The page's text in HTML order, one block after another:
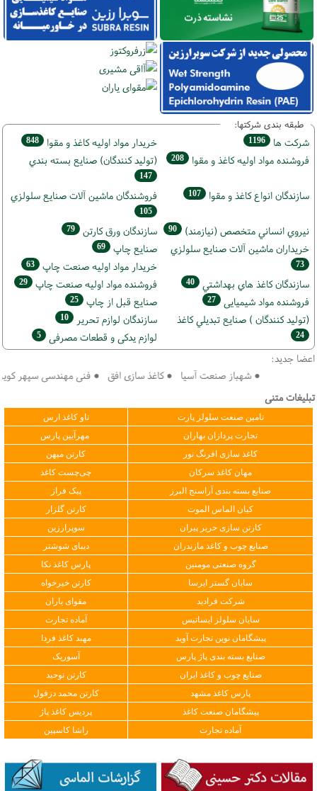
طبقه بندی شرکتها:
شركت ها 1196 خريدار مواد اوليه كاغذ و مقوا 848
فروشنده مواد اوليه كاغذ و مقوا 208 (تولید كنندگان) صنايع بسته بندي
147
سازندگان انواع کاغذ و مقوا 107 فروشندگان ماشين آلات صنايع سلولزي
105
نيروي انساني متخصص (نیازمند) 90 سازندگان ورق كارتن 79
خریداران ماشين آلات صنايع سلولزي
73
صنايع چاپ 69
خريدار مواد اوليه صنعت چاپ 63
سازندگان كاغذ هاي بهداشتي 40 فروشنده مواد اوليه صنعت چاپ 29
فروشنده مواد شیمیایی 27 صنايع قبل از چاپ 25
(تولید كنندگان ) صنايع تبديلي كاغذ
24
سازندگان لوازم تحریر 10
لوازم یدکی و قطعات مصرفی 5
اعضا جدید:
● شهباز صنعت آسیا ● کاغذ سازی افق ● فنی مهندسی سپهر کویر
تبلیغات متنی
تامین صنعت سلولز پارت
تاو کاغذ ارس
تجارت پردازان بهاران
مهرآیین پارس
کاغذ سازی افرنگ نور
کارتن میهن
مهان کاغذ سرکان
چی‌چست کاغذ
صنایع بسته بندی آراسنج البرز
پیک فراز
کیان الماس الموت
کارتن گلزار
کارتن سازی حریر پیران
سوپرارزین
صنایع چوب و کاغذ مازندران
دیبای شوشتر
گروه صنعتی مومنین
پارس کاغذ نکا
سایان گستر ایرسا
کارتن خیرخواه
شرکت فرادید
مقوای یاران
سایان سلولز ایساتیس
آماده تجارت
پیشگامان نوین تجارت آوید
مهبد کاغذ فردا
صنایع بسته بندی پاژ پارس
آسوریک
صنایع چوب و کاغذ ایران
کارتن توحید
پارس کاغذ مشهد
کارتن محمد دزفول
پیشگامان صنعت کاغذ
پردیس کاغذ پاژ
آماده تجارت
راشا کاسپین